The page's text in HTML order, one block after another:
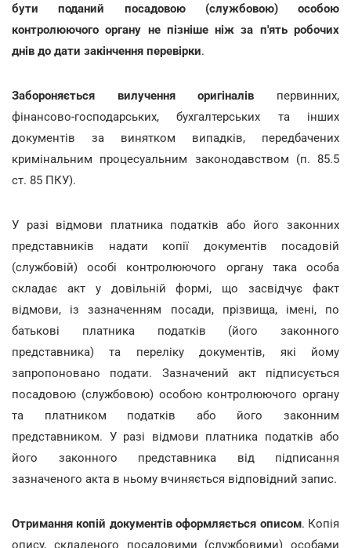
бути поданий посадовою (службовою) особою
контролюючого органу не пізніше ніж за п'ять робочих
днів до дати закінчення перевірки.
Забороняється вилучення оригіналів первинних,
фінансово-господарських, бухгалтерських та інших
документів за винятком випадків, передбачених
кримінальним процесуальним законодавством (п. 85.5
ст. 85 ПКУ).
У разі відмови платника податків або його законних
представників надати копії документів посадовій
(службовій) особі контролюючого органу така особа
складає акт у довільній формі, що засвідчує факт
відмови, із зазначенням посади, прізвища, імені, по
батькові платника податків (його законного
представника) та переліку документів, які йому
запропоновано подати. Зазначений акт підписується
посадовою (службовою) особою контролюючого органу
та платником податків або його законним
представником. У разі відмови платника податків або
його законного представника від підписання
зазначеного акта в ньому вчиняється відповідний запис.
Отримання копій документів оформляється описом. Копія
опису, складеного посадовими (службовими) особами